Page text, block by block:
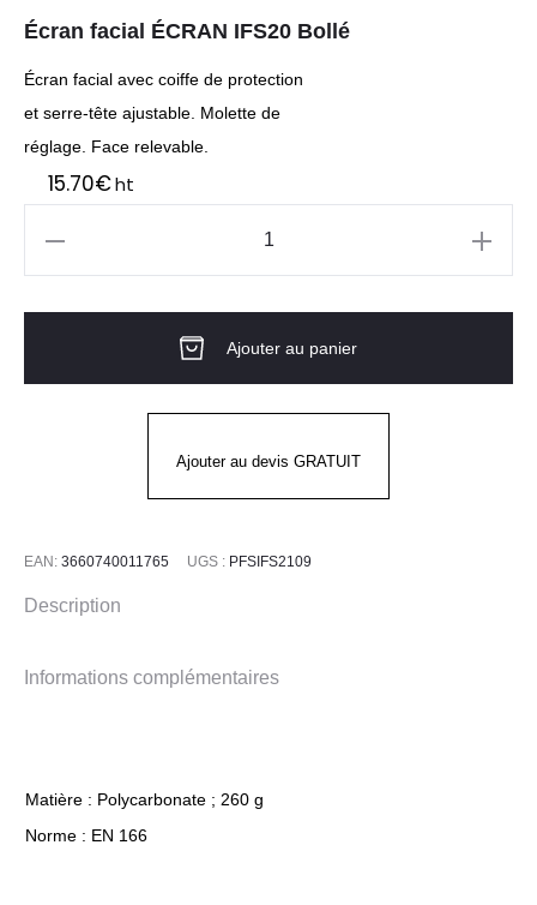
Écran facial ÉCRAN IFS20 Bollé
Écran facial avec coiffe de protection
et serre-tête ajustable. Molette de
réglage. Face relevable.
15.70€ht
ÉCRAN
Ajouter au panier
Ajouter au devis GRATUIT
EAN: 3660740011765 UGS : PFSIFS2109
Description
Informations complémentaires
Matière : Polycarbonate ; 260 g
Norme : EN 166